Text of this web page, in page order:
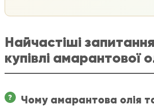
Найчастіші
купівлі амарантової
Чому амарантова олія